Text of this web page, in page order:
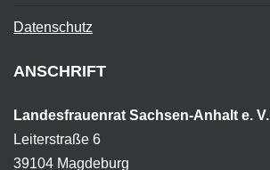
Datenschutz
ANSCHRIFT
Landesfrauenrat Sachsen-Anhalt e. V.
Leiterstraße 6
39104 Magdeburg